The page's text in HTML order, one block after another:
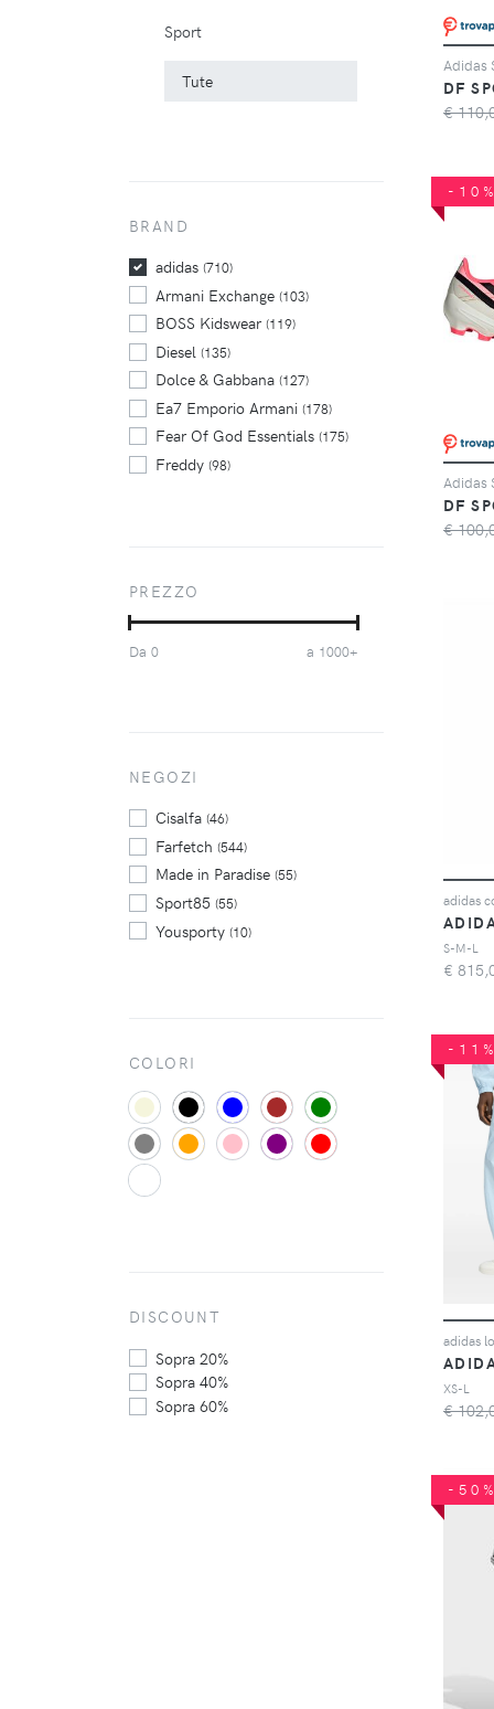
DF
€
-10%
DF
€
S-M-L
€
-11%
XS-L
€
-50%
Sport
Tute
BRAND
adidas (710)
Armani Exchange (103)
BOSS Kidswear(119)
Diesel (135)
Dolce & Gabbana (127)
Ea7 Emporio Armani (178)
Fear Of God Essentials (175)
Freddy (98)
Nike Kids
Polo Ralph Lauren
PREZZO
Da 0 a 1000+
NEGOZI
Cisalfa (46)
Farfetch (544)
Made in Paradise (55)
Sport85 (55)
Yousporty (10)
COLORI
DISCOUNT
Sopra 20%
Sopra 40%
Sopra 60%